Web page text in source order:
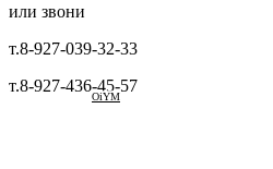
или звони
т.8-927-039-32-33
т.8-927-436-45-57
OiYM